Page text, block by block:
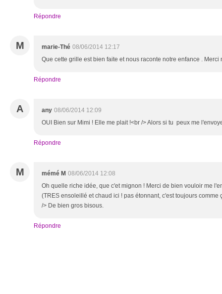
Répondre
M marie-Thé 08/06/2014 12:17
Que cette grille est bien faite et nous raconte notre enfance . Merci
Répondre
A any 08/06/2014 12:09
OUI Bien sur Mimi ! Elle me plait !<br /> Alors si tu peux me
Répondre
M mémé M 08/06/2014 12:08
Oh quelle riche idée, que c'et mignon ! Merci de bien vouloir me
(TRES ensoleillé et chaud ici ! pas étonnant, c'est toujours comme
/> De bien gros bisous.
Répondre